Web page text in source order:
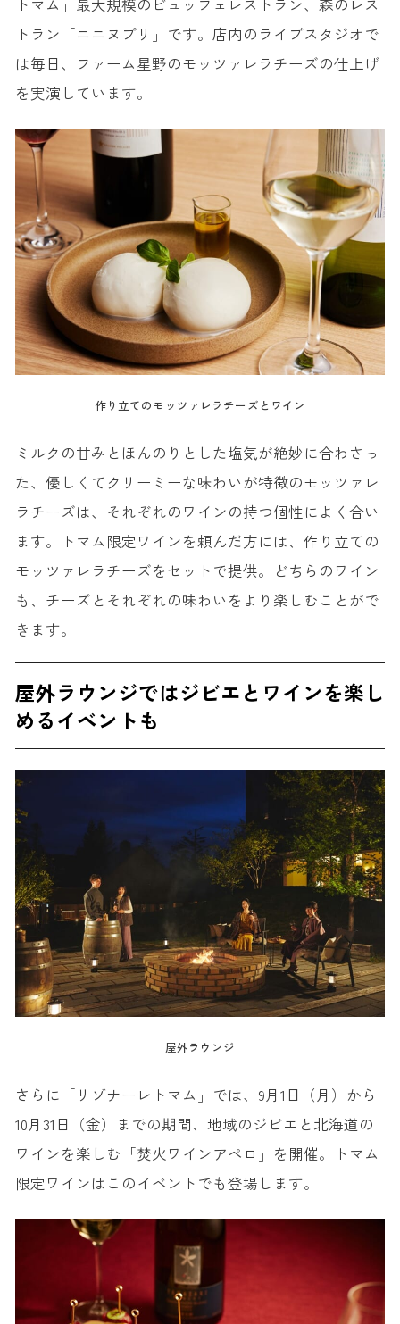
トラン「ニニヌプリ」です。店内のライブスタジオで
は毎日、ファーム星野のモッツァレラチーズの仕上げ
を実演しています。
作り立てのモッツァレラチーズとワイン
ミルクの甘みとほんのりとした塩気が絶妙に合わさっ
た、優しくてクリーミーな味わいが特徴のモッツァレ
ラチーズは、それぞれのワインの持つ個性によく合い
ます。トマム限定ワインを頼んだ方には、作り立ての
モッツァレラチーズをセットで提供。どちらのワイン
も、チーズとそれぞれの味わいをより楽しむことがで
きます。
屋外ラウンジではジビエとワインを楽し
めるイベントも
屋外ラウンジ
さらに「リゾナーレトマム」では、9月1日（月）から
10月31日（金）までの期間、地域のジビエと北海道の
ワインを楽しむ「焚火ワインアペロ」を開催。トマム
限定ワインはこのイベントでも登場します。